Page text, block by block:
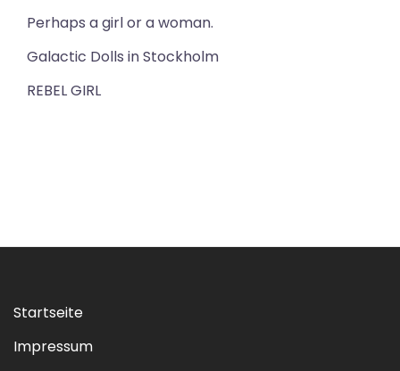
Perhaps a girl or a woman.
Galactic Dolls in Stockholm
REBEL GIRL
Startseite
Impressum